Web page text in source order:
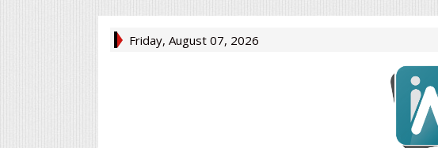
Friday, August 07, 2026